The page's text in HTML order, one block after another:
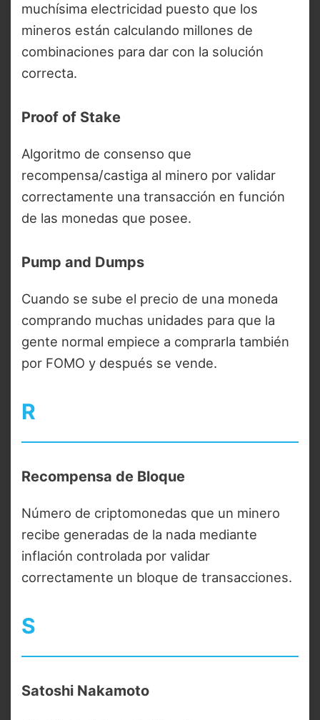
muchísima electricidad puesto que los
mineros están calculando millones de
combinaciones para dar con la solución
correcta.
Proof of Stake
Algoritmo de consenso que
recompensa/castiga al minero por validar
correctamente una transacción en función
de las monedas que posee.
Pump and Dumps
Cuando se sube el precio de una moneda
comprando muchas unidades para que la
gente normal empiece a comprarla también
por FOMO y después se vende.
R
Recompensa de Bloque
Número de criptomonedas que un minero
recibe generadas de la nada mediante
inflación controlada por validar
correctamente un bloque de transacciones.
S
Satoshi Nakamoto